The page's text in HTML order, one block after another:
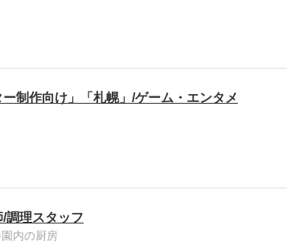
制作向け」「札幌」/ゲーム・エンタメ
調理スタッフ
内の厨房